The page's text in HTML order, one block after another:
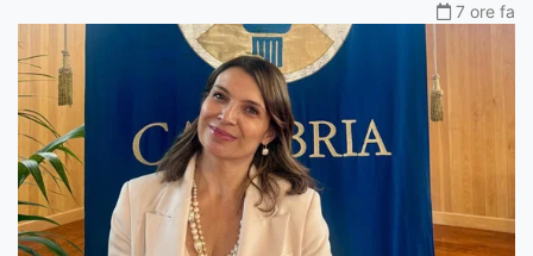
7 ore fa